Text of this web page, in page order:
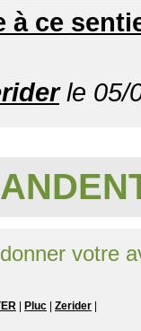
à ce
le 05/
votre
Pluc Zerider